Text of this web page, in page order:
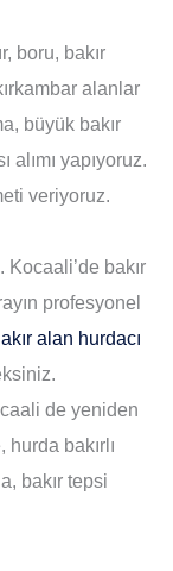
boru, bakır
alanlar
büyük bakır
alımı yapıyoruz.
veriyoruz.
Kocaali’de bakır
profesyonel
alan hurdacı
de yeniden
bakırlı
bakır tepsi